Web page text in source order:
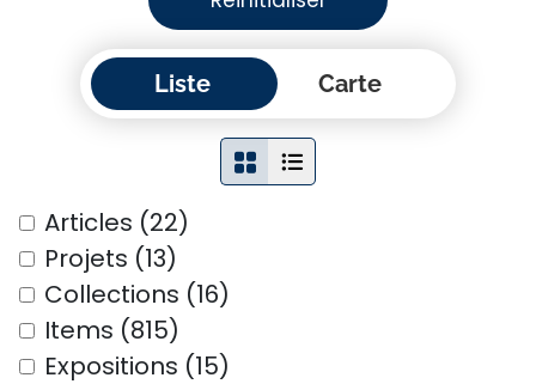
Liste Carte
Articles (22)
Projets (13)
Collections (16)
Items (815)
Expositions (15)